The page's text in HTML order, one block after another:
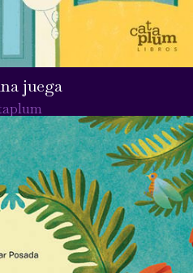
juega